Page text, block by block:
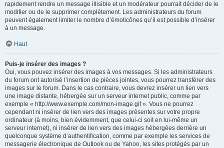
rapidement rendre un message illisible et un modérateur pourrait décider de le
modifier ou de le supprimer complètement. Les administrateurs du forum
peuvent également limiter le nombre d’émoticônes qu’il est possible d’insérer
à un message.
Haut
Puis-je insérer des images ?
Oui, vous pouvez insérer des images à vos messages. Si les administrateurs
du forum ont autorisé l’insertion de pièces jointes, vous pourrez transférer des
images sur le forum. Dans le cas contraire, vous devrez insérer un lien vers
une image distante, hébergée sur un serveur internet public, comme par
exemple « http://www.exemple.com/mon-image.gif ». Vous ne pourrez
cependant ni insérer de lien vers des images présentes sur votre propre
ordinateur (à moins, bien évidemment, que celui-ci soit en lui-même un
serveur internet), ni insérer de lien vers des images hébergées derrière un
quelconque système d’authentification, comme par exemple les services de
messagerie électronique de Outlook ou de Yahoo, les sites protégés par un